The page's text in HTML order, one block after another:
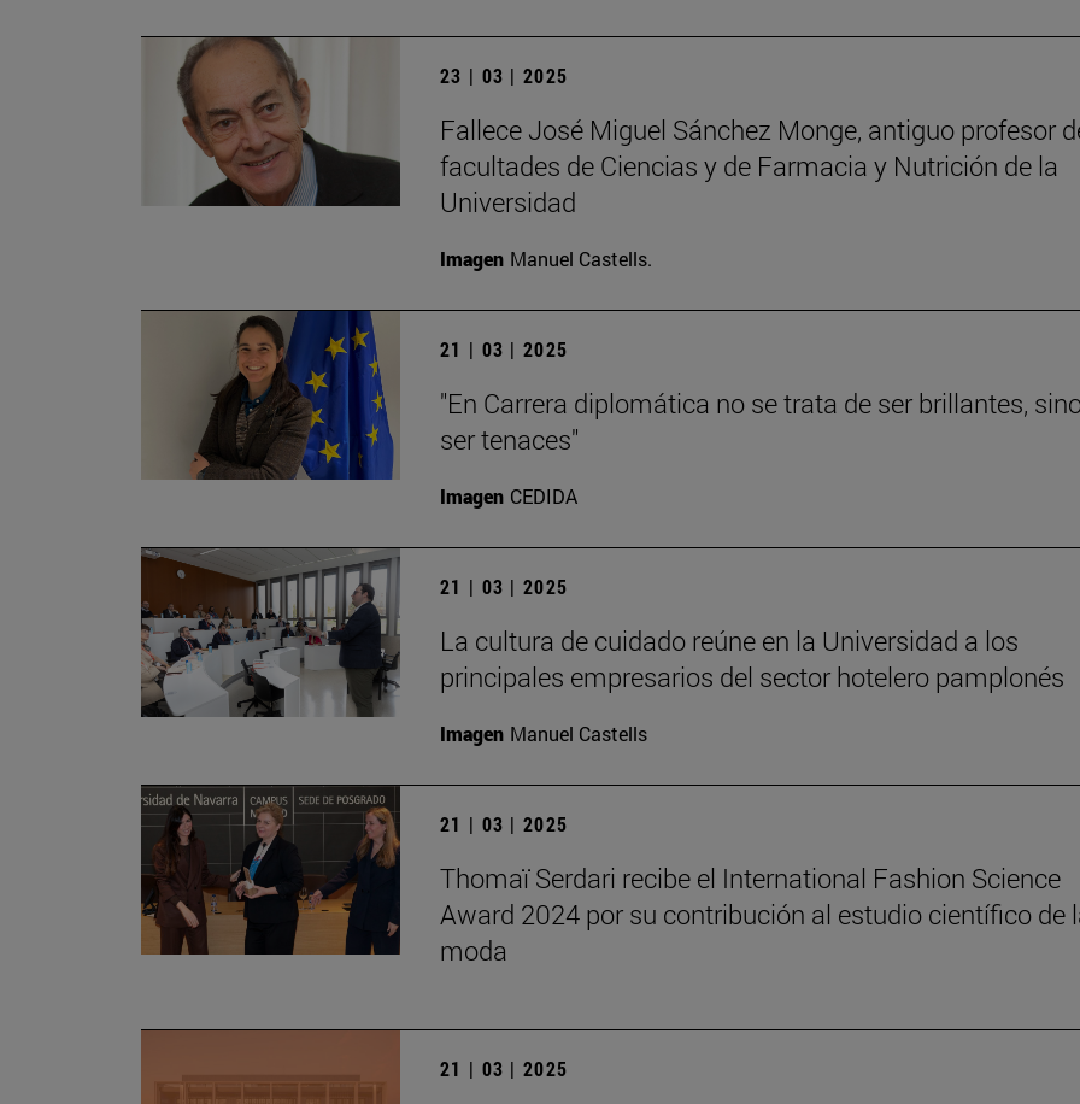
23 | 03 | 2025
Fallece José Miguel Sánchez Monge, antiguo profesor
facultades de Ciencias y de Farmacia y Nutrición de la
Universidad
Imagen Manuel Castells.
21 | 03 | 2025
"En Carrera diplomática no se trata de ser brillantes,
ser tenaces"
Imagen CEDIDA
21 | 03 | 2025
La cultura de cuidado reúne en la Universidad a los
principales empresarios del sector hotelero pamplonés
Imagen Manuel Castells
21 | 03 | 2025
Thomaï Serdari recibe el International Fashion Science
Award 2024 por su contribución al estudio científico de
moda
21 | 03 | 2025